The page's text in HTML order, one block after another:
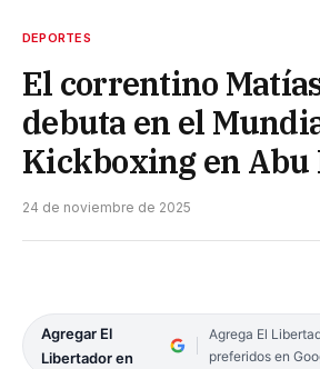
DEPORTES
El correntino
debuta en el
Kickboxing en Abu
24 de noviembre de 2025
Agregar El
Libertador en
Agrega El
preferidos en